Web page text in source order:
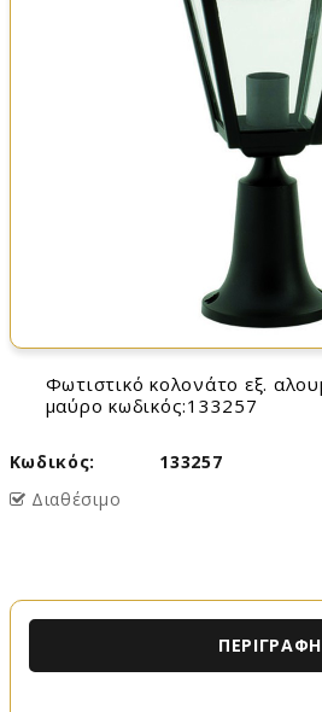
φωτιστικό κολονάτο εξ. αλουμινίου 8215-48
μαύρο κωδικός:133257
Κωδικός:
133257
Διαθέσιμο
ΠΕΡΙΓΡΑΦΉ